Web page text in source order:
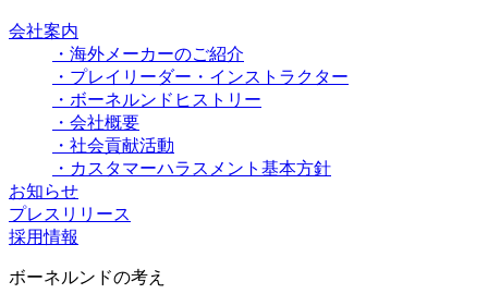
会社案内
・海外メーカーのご紹介
・プレイリーダー・インストラクター
・ボーネルンドヒストリー
・会社概要
・社会貢献活動
・カスタマーハラスメント基本方針
お知らせ
プレスリリース
採用情報
ボーネルンドの考え